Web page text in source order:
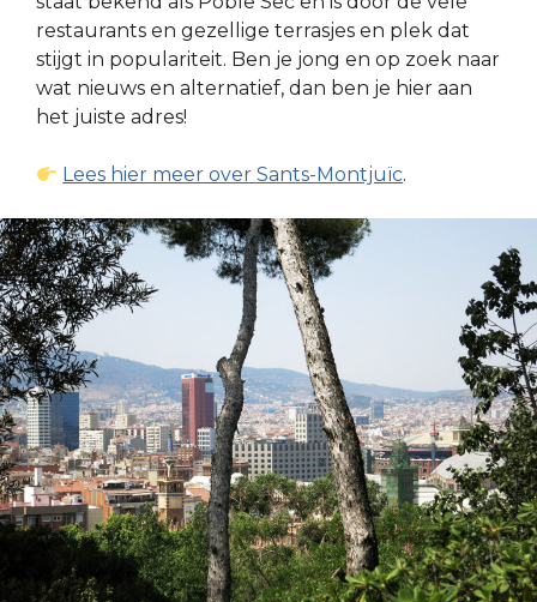
restaurants en gezellige terrasjes en plek dat
stijgt in populariteit. Ben je jong en op zoek naar
wat nieuws en alternatief, dan ben je hier aan
het juiste adres!
Lees hier meer over Sants-Montjuïc.